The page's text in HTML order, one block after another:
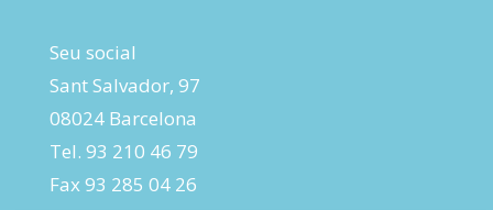
Seu social
Sant Salvador, 97
08024 Barcelona
Tel. 93 210 46 79
Fax 93 285 04 26